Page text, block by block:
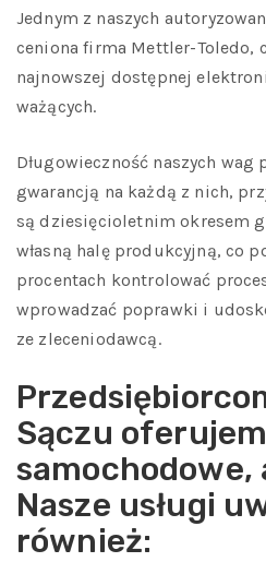
Jednym z naszych
ceniona firma Mettler-Toledo,
najnowszej dostępnej
ważących.
Długowieczność naszych
gwarancją na każdą z nich,
są dziesięcioletnim okresem
własną halę produkcyjną, co
procentach kontrolować
wprowadzać poprawki i
ze zleceniodawcą.
Sączu
samochodowe,
Nasze usługi
również: